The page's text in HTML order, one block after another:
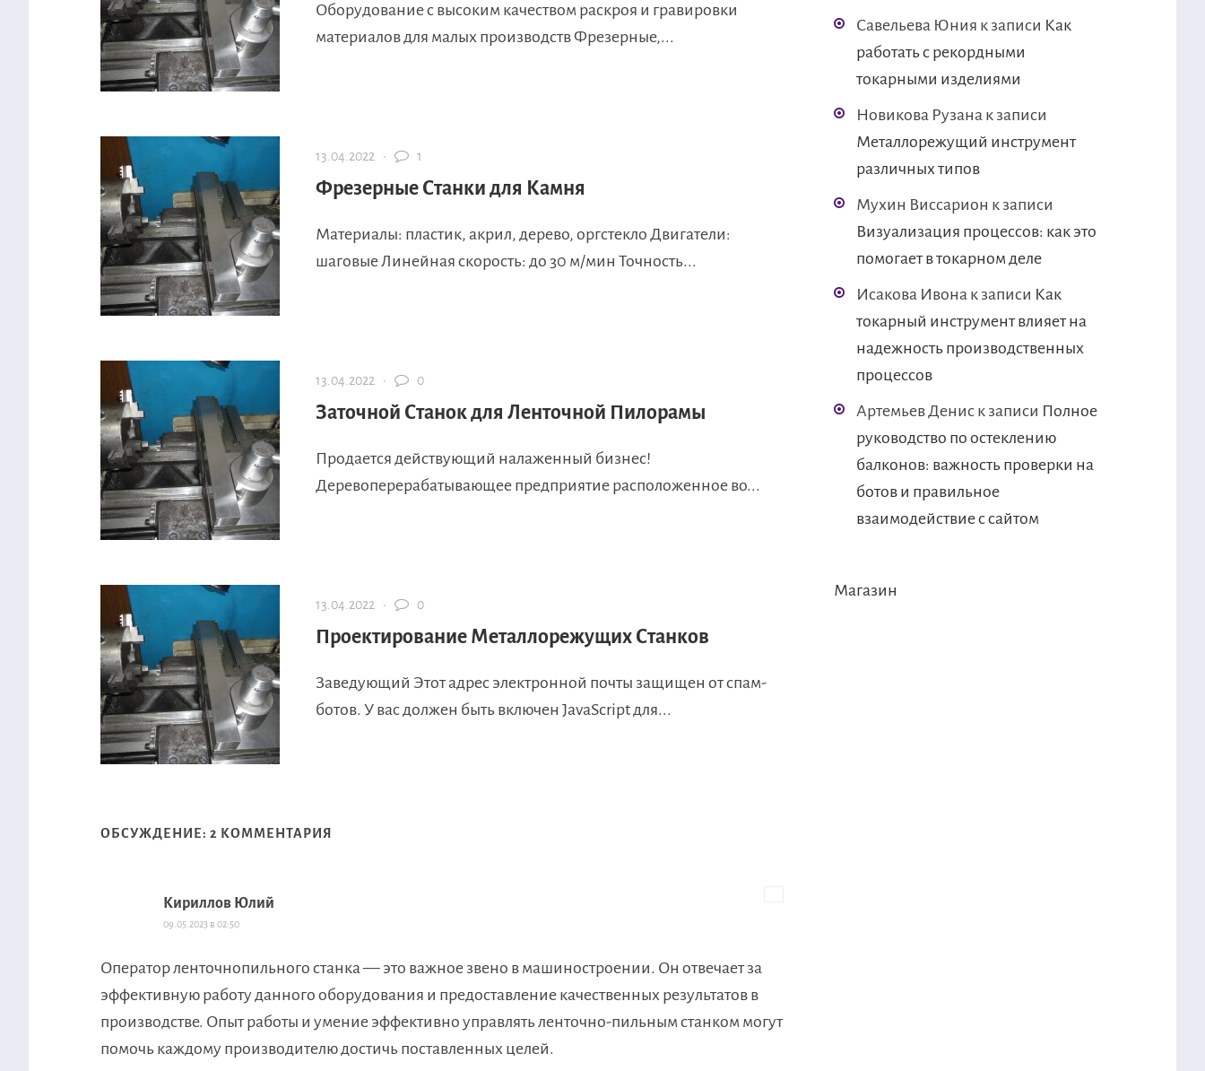
Оборудование с высоким качеством раскроя и гравировки
материалов для малых производств Фрезерные,...
13.04.2022 · 1
Фрезерные Станки для Камня
Материалы: пластик, акрил, дерево, оргстекло Двигатели:
шаговые Линейная скорость: до 30 м/мин Точность...
13.04.2022 · 0
Заточной Станок для Ленточной Пилорамы
Продается действующий налаженный бизнес!
Деревоперерабатывающее предприятие расположенное во...
13.04.2022 · 0
Проектирование Металлорежущих Станков
Заведующий Этот адрес электронной почты защищен от спам-
ботов. У вас должен быть включен JavaScript для...
ОБСУЖДЕНИЕ: 2 КОММЕНТАРИЯ
Кириллов Юлий
09.05.2023 в 02:50
Оператор ленточнопильного станка — это важное звено в машиностроении. Он отвечает за
эффективную работу данного оборудования и предоставление качественных результатов в
производстве. Опыт работы и умение эффективно управлять ленточно-пильным станком могут
помочь каждому производителю достичь поставленных целей.
Савельева Юния к записи Как
работать с рекордными
токарными изделиями
Новикова Рузана к записи
Металлорежущий инструмент
различных типов
Мухин Виссарион к записи
Визуализация процессов: как это
помогает в токарном деле
Исакова Ивона к записи Как
токарный инструмент влияет на
надежность производственных
процессов
Артемьев Дениск записи Полное
руководство по остеклению
балконов: важность проверки на
ботов и правильное
взаимодействие с сайтом
Магазин